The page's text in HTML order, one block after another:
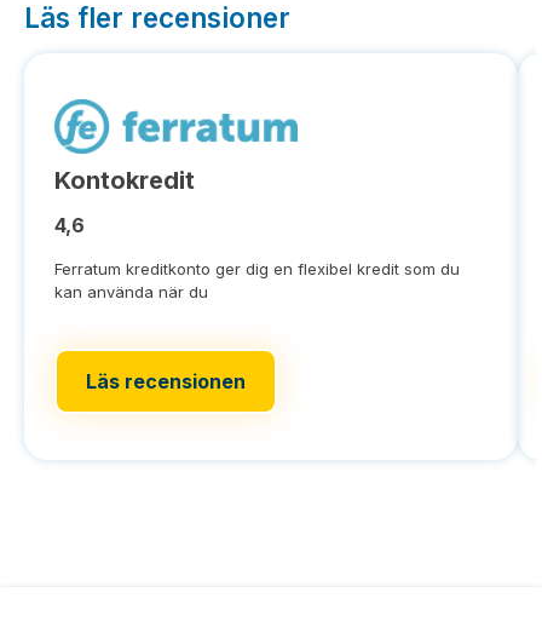
Läs fler recensioner
Kontokredit
4,6
Ferratum kreditkonto ger dig en flexibel kredit som du
kan använda när du
Läs recensionen